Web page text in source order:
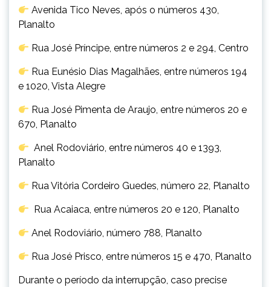
Avenida Tico Neves, após o números 430,
Planalto
Rua José Príncipe, entre números 2 e 294, Centro
Rua Eunésio Dias Magalhães, entre números 194
e 1020, Vista Alegre
Rua José Pimenta de Araujo, entre números 20 e
670, Planalto
Anel Rodoviário, entre números 40 e 1393,
Planalto
Rua Vitória Cordeiro Guedes, número 22, Planalto
Rua Acaiaca, entre números 20 e 120, Planalto
Anel Rodoviário, número 788, Planalto
Rua José Prisco, entre números 15 e 470, Planalto
Durante o período da interrupção, caso precise